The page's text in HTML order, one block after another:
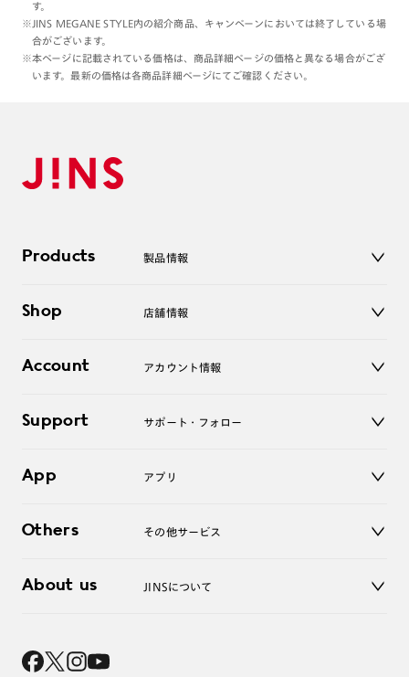
す。
※JINS MEGANE STYLE内の紹介商品、キャンペーンにおいては終了している場
合がございます。
※本ページに記載されている価格は、商品詳細ページの価格と異なる場合がござ
います。最新の価格は各商品詳細ページにてご確認ください。
Products 製品情報
サングラス
コンタクトレンズ
アクセサリー
Shop 店舗情報
オンラインショップ
Account アカウント情報
ログアウト
Support サポート・フォロー
よくあるご質問
お問い合わせ
App アプリ
Others その他サービス
レンズ交換
About us JINSについて
採用情報